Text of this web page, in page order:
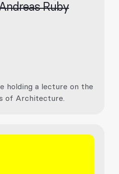
Ruby
holding a lecture on the
of Architecture.